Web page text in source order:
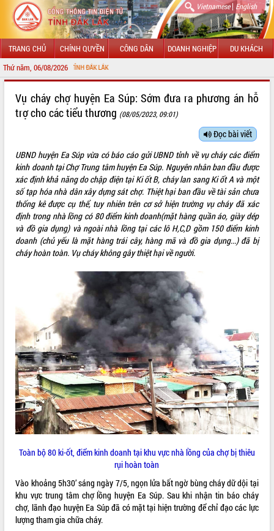
Vietnamese| English
TRANG CHỦ CHÍNH QUYỀN CÔNG DÂN DOANH NGHIỆP DU KHÁCH
Thứ năm, 06/08/2026
LÃNH ĐẠO UBND TỈNH
SỞ, BAN, NGÀNH
UBND CÁC XÃ, PHƯỜNG
THÔNG TIN CHỈ ĐẠO ĐIỀU HÀNH
HỆ THỐNG VĂN BẢN
QUY HOẠCH - KẾ HOẠCH
Vụ cháy chợ huyện Ea Súp: Sớm đưa ra phương án hỗ
trợ cho các tiểu thương (08/05/2023, 09:01)
Đọc bài viết
UBND huyện Ea Súp vừa có báo cáo gửi UBND tỉnh về vụ cháy các điểm
kinh doanh tại Chợ Trung tâm huyện Ea Súp. Nguyên nhân ban đầu được
xác định khả năng do chập điện tại Ki ốt B, cháy lan sang Ki ốt A và một
số tạp hóa nhà dân xây dựng sát chợ. Thiệt hại ban đầu về tài sản chưa
thống kê được cụ thể, tuy nhiên trên cơ sở hiện trường vụ cháy đã xác
định trong nhà lồng có 80 điểm kinh doanh(mặt hàng quần áo, giày dép
và đồ gia dụng) và ngoài nhà lồng tại các lô H,C,D gồm 150 điểm kinh
doanh (chủ yếu là mặt hàng trái cây, hàng mã và đồ gia dụng...) đã bị
cháy hoàn toàn. Vụ cháy không gây thiệt hại về người.
Toàn bộ 80 ki-ốt, điểm kinh doanh tại khu vực nhà lồng của chợ bị thiêu
rụi hoàn toàn
Vào khoảng 5h30’ sáng ngày 7/5, ngọn lửa bất ngờ bùng cháy dữ dội tại
khu vực trung tâm chợ lồng huyện Ea Súp. Sau khi nhận tin báo cháy
chợ, lãnh đạo huyện Ea Súp đã có mặt tại hiện trường để chỉ đạo các lực
lượng tham gia chữa cháy.